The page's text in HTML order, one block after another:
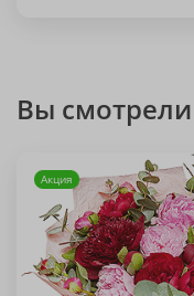
Вы смотрели
Акция